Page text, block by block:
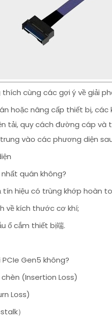
thích cùng các gợi ý về giải
hoặc nâng cấp thiết bị,
tải, quy cách đường cáp
vào các phương diện
quán không?
tín hiệu có trùng khớp hoàn
về kích thước cơ khí;
ổ cắm thiết bị端.
Gen5 không?
(Insertion Loss)
Loss)
）